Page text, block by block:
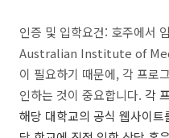
인증 및 입학요건: 호주에서
Australian Institute of
이 필요하기 때문에, 각 프로
인하는 것이 중요합니다. 각
해당 대학교의 공식 웹사이